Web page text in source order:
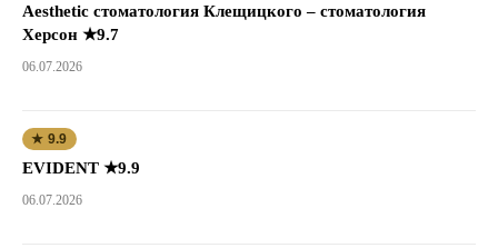
Aesthetic стоматология Клещицкого – стоматология
Херсон ★9.7
06.07.2026
★ 9.9
EVIDENT ★9.9
06.07.2026